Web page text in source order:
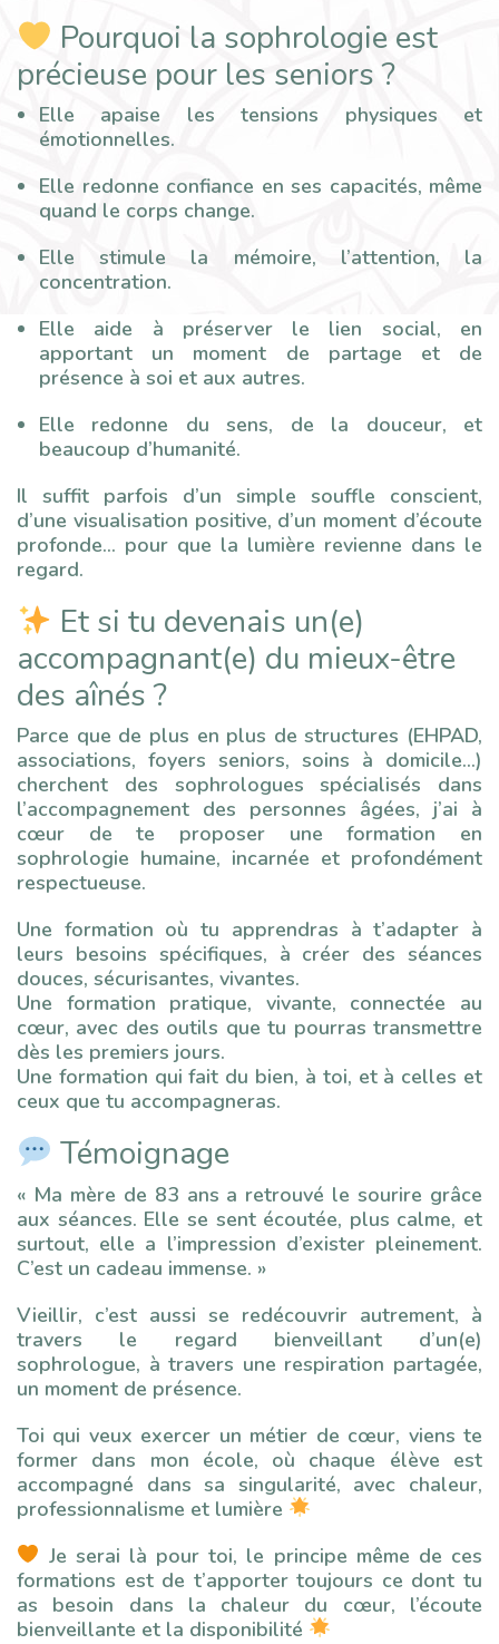
Pourquoi la sophrologie est
précieuse pour les seniors ?
Elle apaise les tensions physiques et
émotionnelles.
Elle redonne confiance en ses capacités, même
quand le corps change.
Elle stimule la mémoire, l’attention, la
concentration.
Elle aide à préserver le lien social, en
apportant un moment de partage et de
présence à soi et aux autres.
Elle redonne du sens, de la douceur, et
beaucoup d’humanité.
Il suffit parfois d’un simple souffle conscient,
d’une visualisation positive, d’un moment d’écoute
profonde… pour que la lumière revienne dans le
regard.
Et si tu devenais un(e)
accompagnant(e) du mieux-être
des aînés ?
Parce que de plus en plus de structures (EHPAD,
associations, foyers seniors, soins à domicile…)
cherchent des sophrologues spécialisés dans
l’accompagnement des personnes âgées, j’ai à
cœur de te proposer une formation en
sophrologie humaine, incarnée et profondément
respectueuse.
Une formation où tu apprendras à t’adapter à
leurs besoins spécifiques, à créer des séances
douces, sécurisantes, vivantes.
Une formation pratique, vivante, connectée au
cœur, avec des outils que tu pourras transmettre
dès les premiers jours.
Une formation qui fait du bien, à toi, et à celles et
ceux que tu accompagneras.
Témoignage
« Ma mère de 83 ans a retrouvé le sourire grâce
aux séances. Elle se sent écoutée, plus calme, et
surtout, elle a l’impression d’exister pleinement.
C’est un cadeau immense. »
Vieillir, c’est aussi se redécouvrir autrement, à
travers le regard bienveillant d’un(e)
sophrologue, à travers une respiration partagée,
un moment de présence.
Toi qui veux exercer un métier de cœur, viens te
former dans mon école, où chaque élève est
accompagné dans sa singularité, avec chaleur,
professionnalisme et lumière
Je serai là pour toi, le principe même de ces
formations est de t’apporter toujours ce dont tu
as besoin dans la chaleur du cœur, l’écoute
bienveillante et la disponibilité